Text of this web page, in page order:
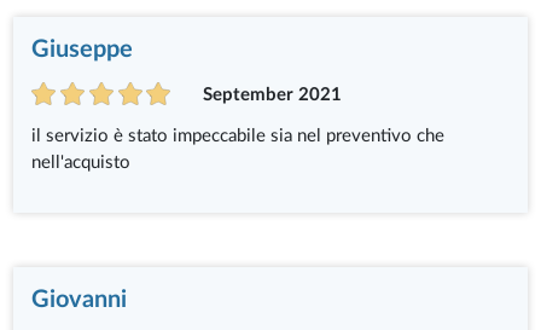
Giuseppe
September 2021
il servizio è stato impeccabile sia nel preventivo che
nell'acquisto
Giovanni